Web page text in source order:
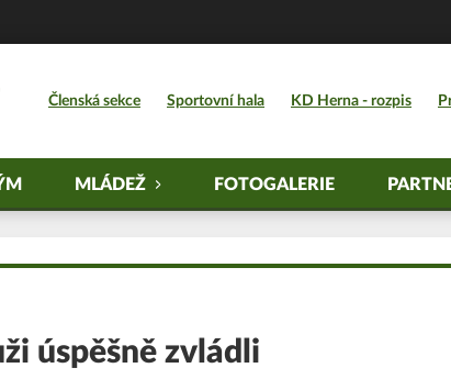
Členská sekce Sportovní hala KD Herna - rozpis
MLÁDEŽ FOTOGALERIE
úspěšně zvládli